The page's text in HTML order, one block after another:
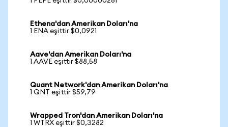
Ethena'dan Amerikan Doları'na
1 ENA eşittir $0,0921
Aave'dan Amerikan Doları'na
1 AAVE eşittir $88,58
Quant Network'dan Amerikan Doları'na
1 QNT eşittir $59,79
Wrapped Tron'dan Amerikan Doları'na
1 WTRX eşittir $0,3282